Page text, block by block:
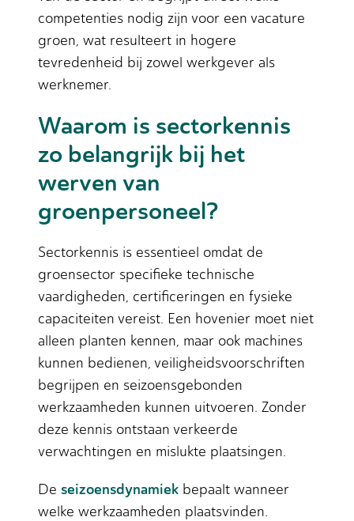
competenties nodig zijn voor een vacature
groen, wat resulteert in hogere
tevredenheid bij zowel werkgever als
werknemer.
Waarom is sectorkennis
zo belangrijk bij het
werven van
groenpersoneel?
Sectorkennis is essentieel omdat de
groensector specifieke technische
vaardigheden, certificeringen en fysieke
capaciteiten vereist. Een hovenier moet niet
alleen planten kennen, maar ook machines
kunnen bedienen, veiligheidsvoorschriften
begrijpen en seizoensgebonden
werkzaamheden kunnen uitvoeren. Zonder
deze kennis ontstaan verkeerde
verwachtingen en mislukte plaatsingen.
De seizoensdynamiek bepaalt wanneer
welke werkzaamheden plaatsvinden.